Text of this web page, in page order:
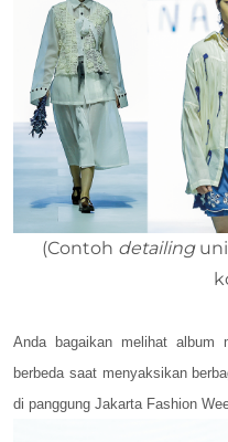
(Contoh detailing
Anda bagaikan melihat album
berbeda saat menyaksikan
di panggung Jakarta Fashion